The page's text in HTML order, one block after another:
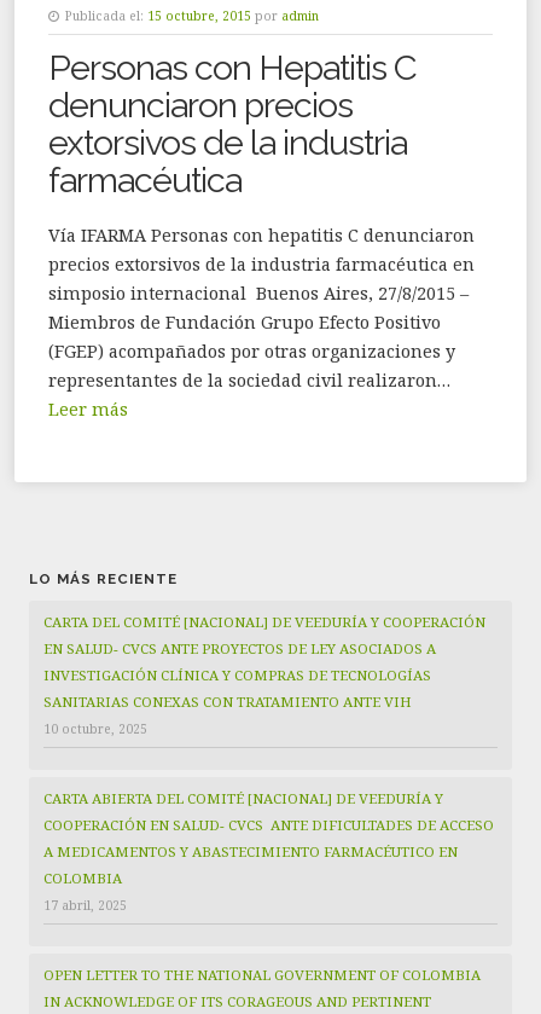
Publicada el: 15 octubre, 2015 por admin
Personas con Hepatitis C
denunciaron precios
extorsivos de la industria
farmacéutica
Vía IFARMA Personas con hepatitis C denunciaron
precios extorsivos de la industria farmacéutica en
simposio internacional Buenos Aires, 27/8/2015 –
Miembros de Fundación Grupo Efecto Positivo
(FGEP) acompañados por otras organizaciones y
representantes de la sociedad civil realizaron…
Leer más
LO MÁS RECIENTE
CARTA DEL COMITÉ [NACIONAL] DE VEEDURÍA Y COOPERACIÓN
EN SALUD- CVCS ANTE PROYECTOS DE LEY ASOCIADOS A
INVESTIGACIÓN CLÍNICA Y COMPRAS DE TECNOLOGÍAS
SANITARIAS CONEXAS CON TRATAMIENTO ANTE VIH
10 octubre, 2025
CARTA ABIERTA DEL COMITÉ [NACIONAL] DE VEEDURÍA Y
COOPERACIÓN EN SALUD- CVCS ANTE DIFICULTADES DE ACCESO
A MEDICAMENTOS Y ABASTECIMIENTO FARMACÉUTICO EN
COLOMBIA
17 abril, 2025
OPEN LETTER TO THE NATIONAL GOVERNMENT OF COLOMBIA
IN ACKNOWLEDGE OF ITS CORAGEOUS AND PERTINENT